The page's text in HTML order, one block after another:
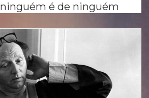
ninguém é de ninguém